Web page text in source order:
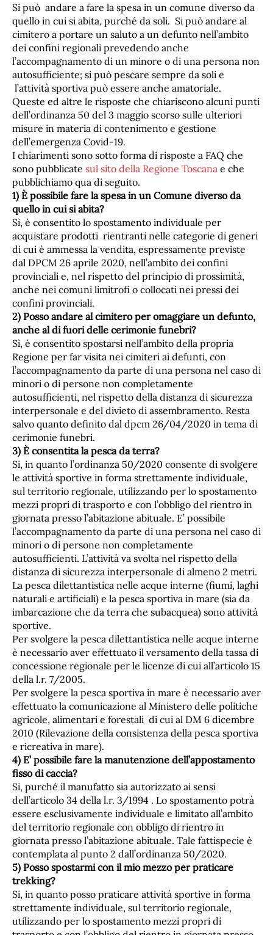
Si può andare a fare la spesa in un comune diverso da
quello in cui si abita, purché da soli. Si può andare al
cimitero a portare un saluto a un defunto nell’ambito
dei confini regionali prevedendo anche
l’accompagnamento di un minore o di una persona non
autosufficiente; si può pescare sempre da soli e
l’attività sportiva può essere anche amatoriale.
Queste ed altre le risposte che chiariscono alcuni punti
dell’ordinanza 50 del 3 maggio scorso sulle ulteriori
misure in materia di contenimento e gestione
dell’emergenza Covid-19.
I chiarimenti sono sotto forma di risposte a FAQ che
sono pubblicate sul sito della Regione Toscana e che
pubblichiamo qua di seguito.
1) È possibile fare la spesa in un Comune diverso da
quello in cui si abita?
Sì, è consentito lo spostamento individuale per
acquistare prodotti rientranti nelle categorie di generi
di cui è ammessa la vendita, espressamente previste
dal DPCM 26 aprile 2020, nell’ambito dei confini
provinciali e, nel rispetto del principio di prossimità,
anche nei comuni limitrofi o collocati nei pressi dei
confini provinciali.
2) Posso andare al cimitero per omaggiare un defunto,
anche al di fuori delle cerimonie funebri?
Sì, è consentito spostarsi nell’ambito della propria
Regione per far visita nei cimiteri ai defunti, con
l’accompagnamento da parte di una persona nel caso di
minori o di persone non completamente
autosufficienti, nel rispetto della distanza di sicurezza
interpersonale e del divieto di assembramento. Resta
salvo quanto definito dal dpcm 26/04/2020 in tema di
cerimonie funebri.
3) È consentita la pesca da terra?
Si, in quanto l’ordinanza 50/2020 consente di svolgere
le attività sportive in forma strettamente individuale,
sul territorio regionale, utilizzando per lo spostamento
mezzi propri di trasporto e con l’obbligo del rientro in
giornata presso l’abitazione abituale. E’ possibile
l’accompagnamento da parte di una persona nel caso di
minori o di persone non completamente
autosufficienti. L’attività va svolta nel rispetto della
distanza di sicurezza interpersonale di almeno 2 metri.
La pesca dilettantistica nelle acque interne (fiumi, laghi
naturali e artificiali) e la pesca sportiva in mare (sia da
imbarcazione che da terra che subacquea) sono attività
sportive.
Per svolgere la pesca dilettantistica nelle acque interne
è necessario aver effettuato il versamento della tassa di
concessione regionale per le licenze di cui all’articolo 15
della l.r. 7/2005.
Per svolgere la pesca sportiva in mare è necessario aver
effettuato la comunicazione al Ministero delle politiche
agricole, alimentari e forestali di cui al DM 6 dicembre
2010 (Rilevazione della consistenza della pesca sportiva
e ricreativa in mare).
4) E’ possibile fare la manutenzione dell’appostamento
fisso di caccia?
Si, purché il manufatto sia autorizzato ai sensi
dell’articolo 34 della l.r. 3/1994 . Lo spostamento potrà
essere esclusivamente individuale e limitato all’ambito
del territorio regionale con obbligo di rientro in
giornata presso l’abitazione abituale. Tale fattispecie è
contemplata al punto 2 dall’ordinanza 50/2020.
5) Posso spostarmi con il mio mezzo per praticare
trekking?
Si, in quanto posso praticare attività sportive in forma
strettamente individuale, sul territorio regionale,
utilizzando per lo spostamento mezzi propri di